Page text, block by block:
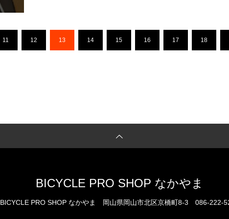
11 12 13 14 15 16 17 18
BICYCLE PRO SHOP なかやま
BICYCLE PRO SHOP なかやま 岡山県岡山市北区京橋町8-3 086-222-